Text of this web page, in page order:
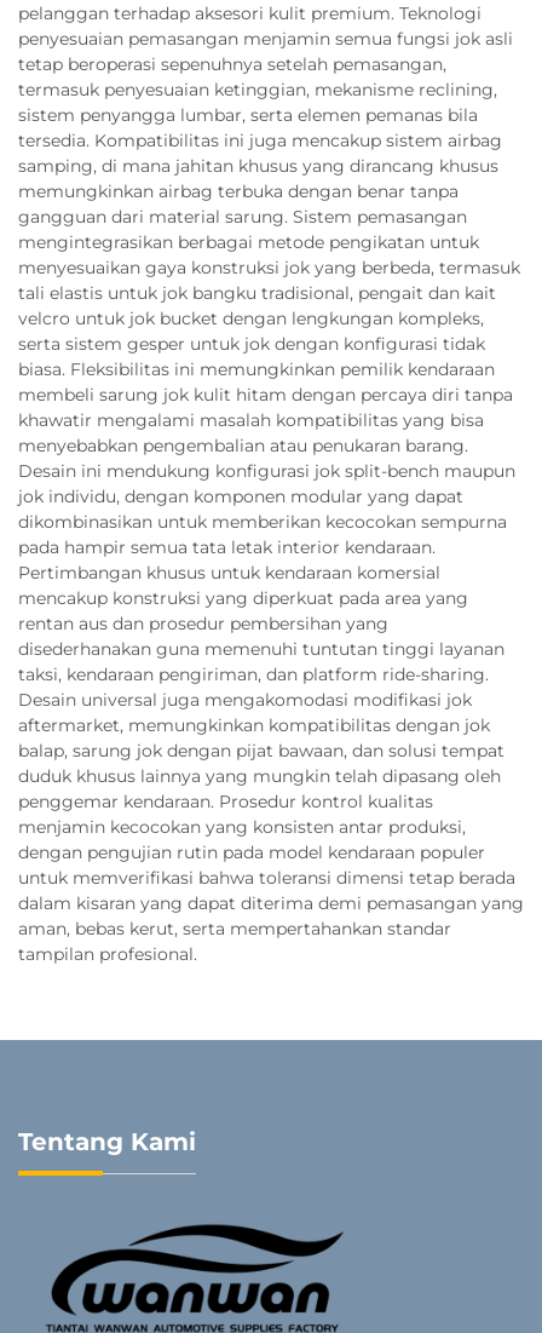
pelanggan terhadap aksesori kulit premium. Teknologi
penyesuaian pemasangan menjamin semua fungsi jok asli
tetap beroperasi sepenuhnya setelah pemasangan,
termasuk penyesuaian ketinggian, mekanisme reclining,
sistem penyangga lumbar, serta elemen pemanas bila
tersedia. Kompatibilitas ini juga mencakup sistem airbag
samping, di mana jahitan khusus yang dirancang khusus
memungkinkan airbag terbuka dengan benar tanpa
gangguan dari material sarung. Sistem pemasangan
mengintegrasikan berbagai metode pengikatan untuk
menyesuaikan gaya konstruksi jok yang berbeda, termasuk
tali elastis untuk jok bangku tradisional, pengait dan kait
velcro untuk jok bucket dengan lengkungan kompleks,
serta sistem gesper untuk jok dengan konfigurasi tidak
biasa. Fleksibilitas ini memungkinkan pemilik kendaraan
membeli sarung jok kulit hitam dengan percaya diri tanpa
khawatir mengalami masalah kompatibilitas yang bisa
menyebabkan pengembalian atau penukaran barang.
Desain ini mendukung konfigurasi jok split-bench maupun
jok individu, dengan komponen modular yang dapat
dikombinasikan untuk memberikan kecocokan sempurna
pada hampir semua tata letak interior kendaraan.
Pertimbangan khusus untuk kendaraan komersial
mencakup konstruksi yang diperkuat pada area yang
rentan aus dan prosedur pembersihan yang
disederhanakan guna memenuhi tuntutan tinggi layanan
taksi, kendaraan pengiriman, dan platform ride-sharing.
Desain universal juga mengakomodasi modifikasi jok
aftermarket, memungkinkan kompatibilitas dengan jok
balap, sarung jok dengan pijat bawaan, dan solusi tempat
duduk khusus lainnya yang mungkin telah dipasang oleh
penggemar kendaraan. Prosedur kontrol kualitas
menjamin kecocokan yang konsisten antar produksi,
dengan pengujian rutin pada model kendaraan populer
untuk memverifikasi bahwa toleransi dimensi tetap berada
dalam kisaran yang dapat diterima demi pemasangan yang
aman, bebas kerut, serta mempertahankan standar
tampilan profesional.
Tentang Kami